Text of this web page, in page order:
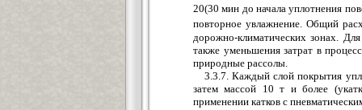
20(30 мин до начала уплотнения
повторное увлажнение. Общий
дорожно-климатических зонах.
также уменьшения затрат в
природные рассолы.
3.3.7. Каждый слой покрытия
затем массой 10 т и более
применении катков с